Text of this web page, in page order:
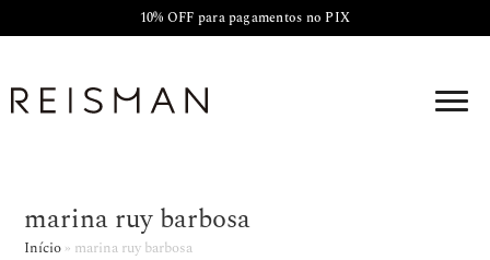
10% OFF para pagamentos no PIX
marina ruy barbosa
Início » marina ruy barbosa